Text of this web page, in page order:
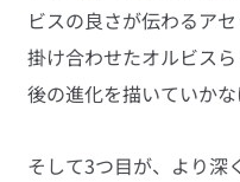
ビスの良さが伝わるア
掛け合わせたオルビス
後の進化を描いていかな
そして3つ目が、より深